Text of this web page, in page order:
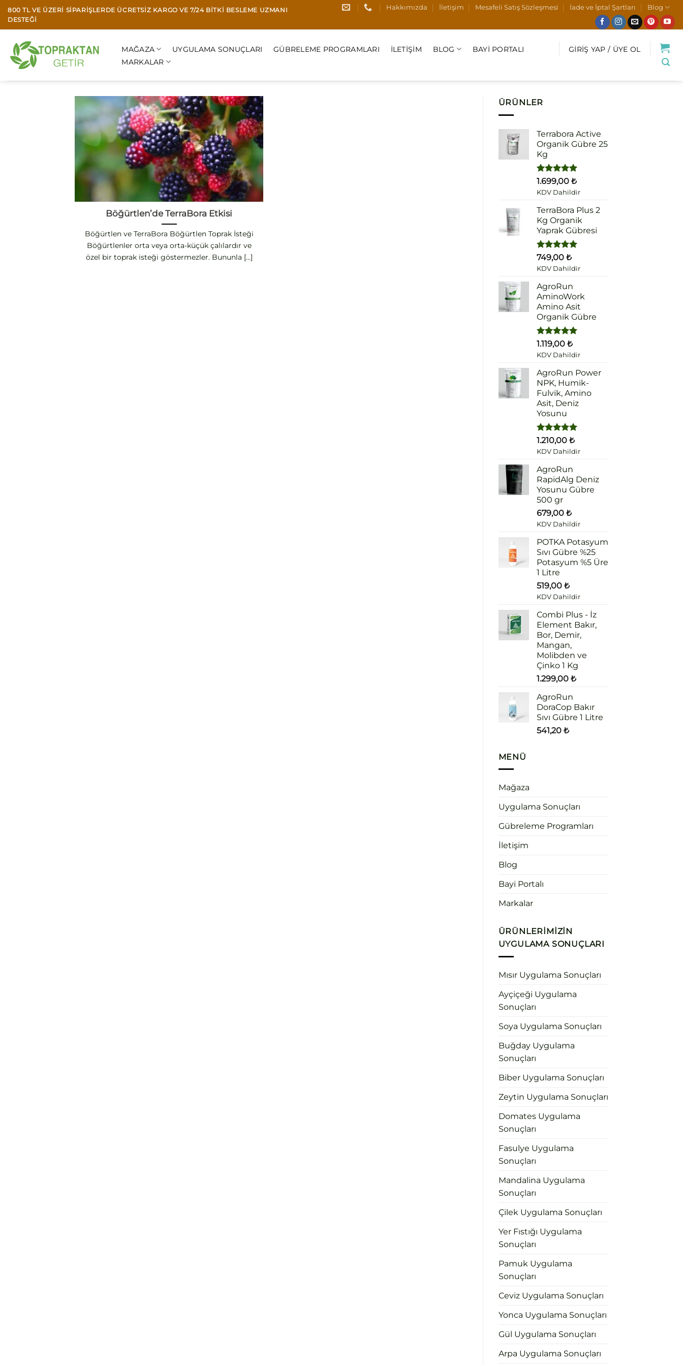
İçeriğe
atla
800 TL VE ÜZERI SIPARIŞLERDE ÜCRETSIZ KARGO VE 7/24 BITKI BESLEME UZMANI
DESTEĞI
Hakkımızda İletişim Mesafeli Satış Sözleşmesi İade ve İptal Şartları Blog
MAĞAZA UYGULAMA SONUÇLARI GÜBRELEME PROGRAMLARI İLETIŞIM BLOG
BAYI PORTALI
MARKALAR
GIRIŞ YAP / ÜYE OL
Böğürtlen’de TerraBora Etkisi
Böğürtlen ve TerraBora Böğürtlen Toprak İsteği
Böğürtlenler orta veya orta-küçük çalılardır ve
özel bir toprak isteği göstermezler. Bununla [...]
ÜRÜNLER
Terrabora Active
Organik Gübre 25
Kg
5 üzerinden
5.00
oy
aldı
1.699,00 ₺
KDV Dahildir
TerraBora Plus 2
Kg Organik
Yaprak Gübresi
5 üzerinden
5.00
oy
aldı
749,00 ₺
KDV Dahildir
AgroRun
AminoWork
Amino Asit
Organik Gübre
5 üzerinden
5.00
oy
aldı
1.119,00 ₺
KDV Dahildir
AgroRun Power
NPK, Humik-
Fulvik, Amino
Asit, Deniz
Yosunu
5 üzerinden
5.00
oy
aldı
1.210,00 ₺
KDV Dahildir
AgroRun
RapidAlg Deniz
Yosunu Gübre
500 gr
679,00 ₺
KDV Dahildir
POTKA Potasyum
Sıvı Gübre %25
Potasyum %5 Üre
1 Litre
519,00 ₺
KDV Dahildir
Combi Plus - İz
Element Bakır,
Bor, Demir,
Mangan,
Molibden ve
Çinko 1 Kg
1.299,00 ₺
AgroRun
DoraCop Bakır
Sıvı Gübre 1 Litre
541,20 ₺
MENÜ
Mağaza
Uygulama Sonuçları
Gübreleme Programları
İletişim
Blog
Bayi Portalı
Markalar
ÜRÜNLERIMIZIN
UYGULAMA SONUÇLARI
Mısır Uygulama Sonuçları
Ayçiçeği Uygulama
Sonuçları
Soya Uygulama Sonuçları
Buğday Uygulama
Sonuçları
Biber Uygulama Sonuçları
Zeytin Uygulama Sonuçları
Domates Uygulama
Sonuçları
Fasulye Uygulama
Sonuçları
Mandalina Uygulama
Sonuçları
Çilek Uygulama Sonuçları
Yer Fıstığı Uygulama
Sonuçları
Pamuk Uygulama
Sonuçları
Ceviz Uygulama Sonuçları
Yonca Uygulama Sonuçları
Gül Uygulama Sonuçları
Arpa Uygulama Sonuçları